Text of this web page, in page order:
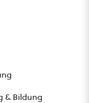
& Bildung